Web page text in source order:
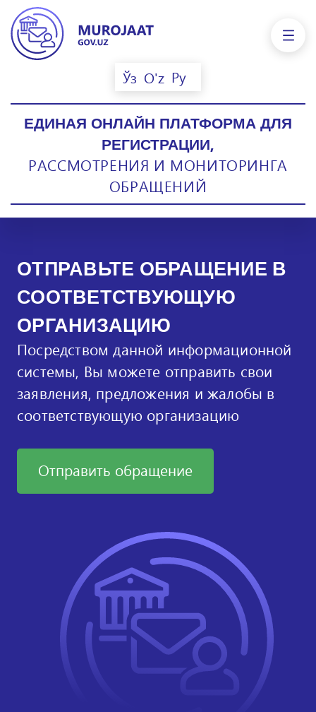
ЕДИНАЯ ОНЛАЙН ПЛАТФОРМА ДЛЯ
РЕГИСТРАЦИИ,
РАССМОТРЕНИЯ И МОНИТОРИНГА
ОБРАЩЕНИЙ
Ўз O'z Ру
ОТПРАВЬТЕ ОБРАЩЕНИЕ В
СООТВЕТСТВУЮЩУЮ
ОРГАНИЗАЦИЮ
Посредством данной информационной
системы, Вы можете отправить свои
заявления, предложения и жалобы в
соответствующую организацию
Отправить обращение